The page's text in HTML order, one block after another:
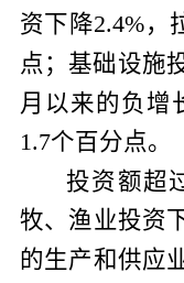
资下降2.4%，
点；基础设施
月以来的负增
1.7个百分点。
投资额超
牧、渔业投资
的生产和供应